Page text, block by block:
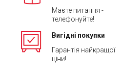
Маєте питання -
телефонуйте!
Вигідні покупки
Гарантія найкращої
ціни!